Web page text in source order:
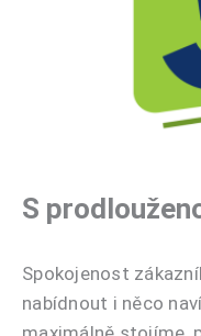
S
Spokojenost
nabídnout i něco